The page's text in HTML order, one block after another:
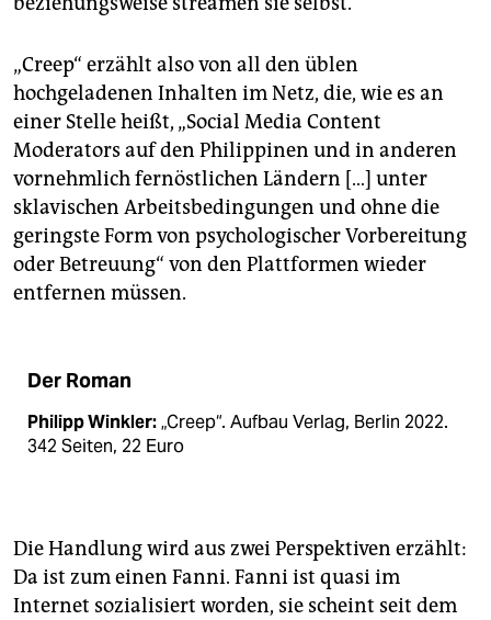
„Creep“ erzählt also von all den üblen
hochgeladenen Inhalten im Netz, die, wie es an
einer Stelle heißt, „Social Media Content
Moderators auf den Philippinen und in anderen
vornehmlich fernöstlichen Ländern […] unter
sklavischen Arbeitsbedingungen und ohne die
geringste Form von psychologischer Vorbereitung
oder Betreuung“ von den Plattformen wieder
entfernen müssen.
Der Roman
Philipp Winkler:„Creep“. Aufbau Verlag, Berlin 2022.
342 Seiten, 22 Euro
Die Handlung wird aus zwei Perspektiven erzählt:
Da ist zum einen Fanni. Fanni ist quasi im
Internet sozialisiert worden, sie scheint seit dem